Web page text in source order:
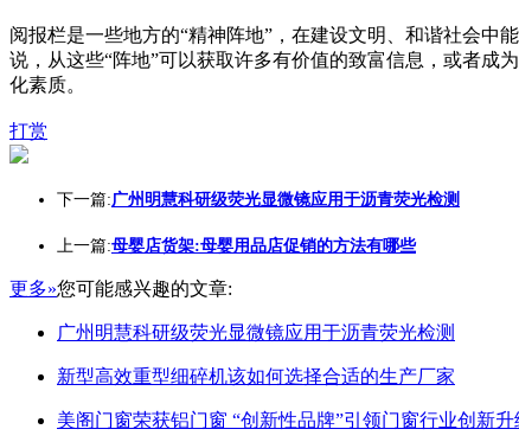
阅报栏是一些地方的“精神阵地”，在建设文明、和谐社会中
说，从这些“阵地”可以获取许多有价值的致富信息，或者成
化素质。
打赏
下一篇:广州明慧科研级荧光显微镜应用于沥青荧光检测
上一篇:母婴店货架:母婴用品店促销的方法有哪些
更多»您可能感兴趣的文章:
广州明慧科研级荧光显微镜应用于沥青荧光检测
新型高效重型细碎机该如何选择合适的生产厂家
美阁门窗荣获铝门窗 “创新性品牌”引领门窗行业创新升